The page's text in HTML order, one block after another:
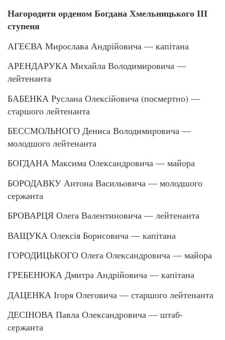
Нагородити орденом Богдана Хмельницького ІІІ
ступеня
АГЕЄВА Мирослава Андрійовича — капітана
АРЕНДАРУКА Михайла Володимировича —
лейтенанта
БАБЕНКА Руслана Олексійовича (посмертно) —
старшого лейтенанта
БЕССМОЛЬНОГО Дениса Володимировича —
молодшого лейтенанта
БОГДАНА Максима Олександровича — майора
БОРОДАВКУ Антона Васильовича — молодшого
сержанта
БРОВАРЦЯ Олега Валентиновича — лейтенанта
ВАЩУКА Олексія Борисовича — капітана
ГОРОДИЦЬКОГО Олега Олександровича — майора
ГРЕБЕНЮКА Дмитра Андрійовича — капітана
ДАЦЕНКА Ігоря Олеговича — старшого лейтенанта
ДЕСІНОВА Павла Олександровича — штаб-
сержанта